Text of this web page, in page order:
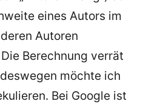
eines Autors im
Autoren
Berechnung verrät
möchte ich
Bei Google ist